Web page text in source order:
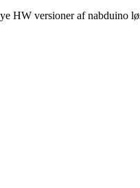
HW versioner af nabduino